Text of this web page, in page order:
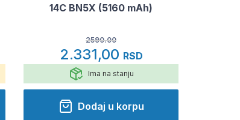
14C BN5X (5160 mAh)
2590.00
2.331,00 RSD
Ima na stanju
Dodaj u korpu